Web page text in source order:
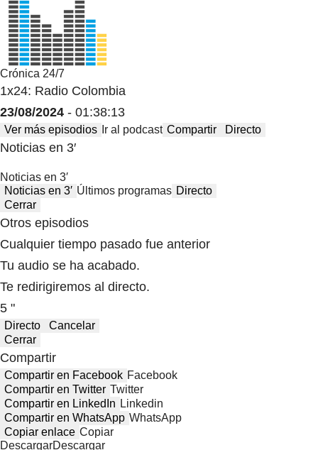
Crónica 24/7
1x24: Radio Colombia
23/08/2024 - 01:38:13
Ver más episodios Ir al podcast Compartir Directo
Noticias en 3′
Noticias en 3′
Noticias en 3′ Últimos programas Directo
Cerrar
Otros episodios
Cualquier tiempo pasado fue anterior
Tu audio se ha acabado.
Te redirigiremos al directo.
5 "
Directo
Cancelar
Cerrar
Compartir
Compartir en Facebook Facebook
Compartir en Twitter Twitter
Compartir en LinkedIn Linkedin
Compartir en WhatsApp WhatsApp
Copiar enlace Copiar
DescargarDescargar